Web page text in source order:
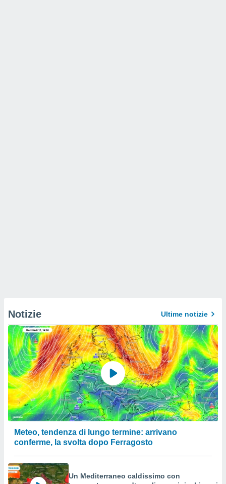
Notizie Ultime notizie
Meteo, tendenza di lungo termine: arrivano
conferme, la svolta dopo Ferragosto
Un Mediterraneo caldissimo con